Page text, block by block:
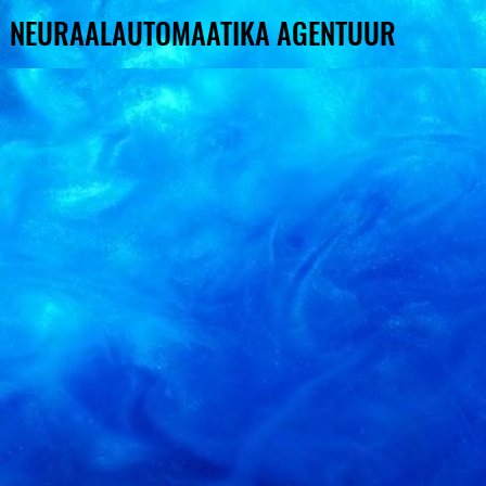
NEURAALAUTOMAATIKA AGENTUUR
NEURAALAUTOMAATIKA AGENTUUR